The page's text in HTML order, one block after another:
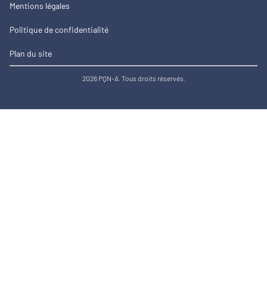
Mentions légales
Politique de confidentialité
Plan du site
2026 PQN-A. Tous droits réservés.